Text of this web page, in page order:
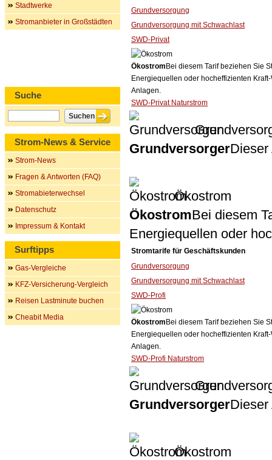
Grundversorgung
Grundversorgung mit Schwachlast
SWD-Privat
Ökostrom Bei diesem Tarif beziehen Sie
Energiequellen oder hocheffizienten
Anlagen.
SWD-Privat Naturstrom
GrundversorgerDieser
Ökostrom
ÖkostromBei diesem
Energiequellen oder
Stromtarife für Geschäftskunden
Grundversorgung
Grundversorgung mit Schwachlast
SWD-Profi
Ökostrom Bei diesem Tarif beziehen Sie
Energiequellen oder hocheffizienten
Anlagen.
SWD-Profi Naturstrom
GrundversorgerDieser
Ökostrom
Stadtwerke
Stromanbieter in Großstädten
Suche
Strom-News & Service
Strom-News
Fragen & Antworten (FAQ)
Stromabieterwechsel
Datenschutz
Impressum & Kontakt
Surftipps
Gas-Vergleiche
KFZ-Versicherung-Vergleich
Reisen Lastminute buchen
Cheabit Media